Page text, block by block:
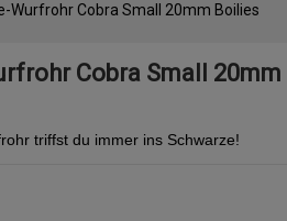
Wurfrohr Cobra Small 20mm Boilies
Cobra Small
triffst du immer ins Schwarze!